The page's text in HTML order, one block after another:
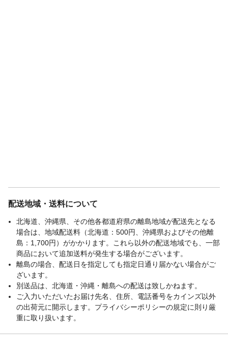
配送地域・送料について
北海道、沖縄県、その他各都道府県の離島地域が配送先となる
場合は、地域配送料（北海道：500円、沖縄県およびその他離
島：1,700円）がかかります。これら以外の配送地域でも、一部
商品において追加送料が発生する場合がございます。
離島の場合、配送日を指定しても指定日通り届かない場合がご
ざいます。
別送品は、北海道・沖縄・離島への配送は致しかねます。
ご入力いただいたお届け先名、住所、電話番号をカインズ以外
の出荷元に開示します。プライバシーポリシーの規定に則り厳
重に取り扱います。